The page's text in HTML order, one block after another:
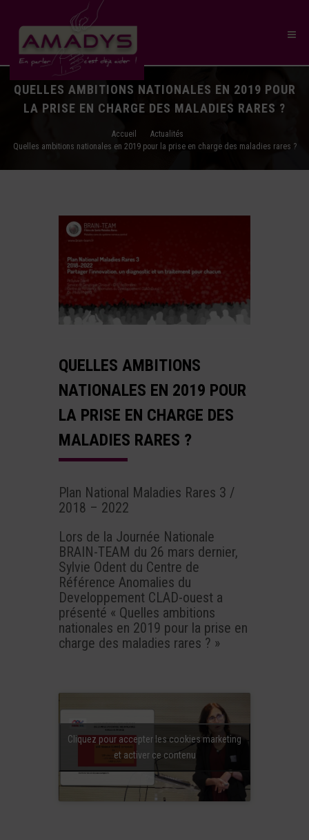
QUELLES AMBITIONS NATIONALES EN 2019 POUR
LA PRISE EN CHARGE DES MALADIES RARES ?
Accueil
Actualités
Quelles ambitions nationales en 2019 pour la prise en charge des maladies rares ?
QUELLES AMBITIONS
NATIONALES EN 2019 POUR
LA PRISE EN CHARGE DES
MALADIES RARES ?
Plan National Maladies Rares 3 /
2018 – 2022
Lors de la Journée Nationale
BRAIN-TEAM du 26 mars dernier,
Sylvie Odent du Centre de
Référence Anomalies du
Developpement CLAD-ouest a
présenté « Quelles ambitions
nationales en 2019 pour la prise en
charge des maladies rares ? »
Cliquez pour accepter les cookies marketing
et activer ce contenu